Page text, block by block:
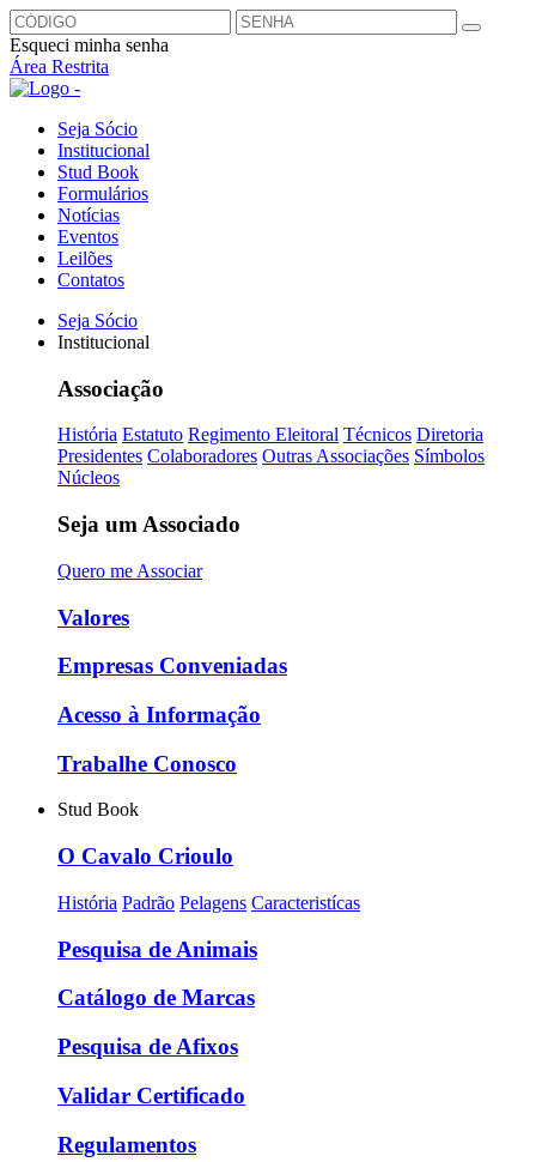
Esqueci minha senha
Área Restrita
Seja Sócio
Institucional
Stud Book
Formulários
Notícias
Eventos
Leilões
Contatos
Seja Sócio
Institucional
Associação
História Estatuto Regimento Eleitoral Técnicos Diretoria
Presidentes Colaboradores Outras Associações Símbolos
Núcleos
Seja um Associado
Quero me Associar
Valores
Empresas Conveniadas
Acesso à Informação
Trabalhe Conosco
Stud Book
O Cavalo Crioulo
História Padrão Pelagens Caracteristícas
Pesquisa de Animais
Catálogo de Marcas
Pesquisa de Afixos
Validar Certificado
Regulamentos